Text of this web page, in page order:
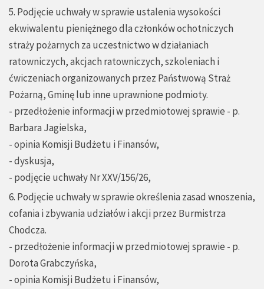
5. Podjęcie uchwały w sprawie ustalenia wysokości
ekwiwalentu pieniężnego dla członków ochotniczych
straży pożarnych za uczestnictwo w działaniach
ratowniczych, akcjach ratowniczych, szkoleniach i
ćwiczeniach organizowanych przez Państwową Straż
Pożarną, Gminę lub inne uprawnione podmioty.
- przedłożenie informacji w przedmiotowej sprawie - p.
Barbara Jagielska,
- opinia Komisji Budżetu i Finansów,
- dyskusja,
- podjęcie uchwały Nr XXV/156/26,
6. Podjęcie uchwały w sprawie określenia zasad wnoszenia,
cofania i zbywania udziałów i akcji przez Burmistrza
Chodcza.
- przedłożenie informacji w przedmiotowej sprawie - p.
Dorota Grabczyńska,
- opinia Komisji Budżetu i Finansów,